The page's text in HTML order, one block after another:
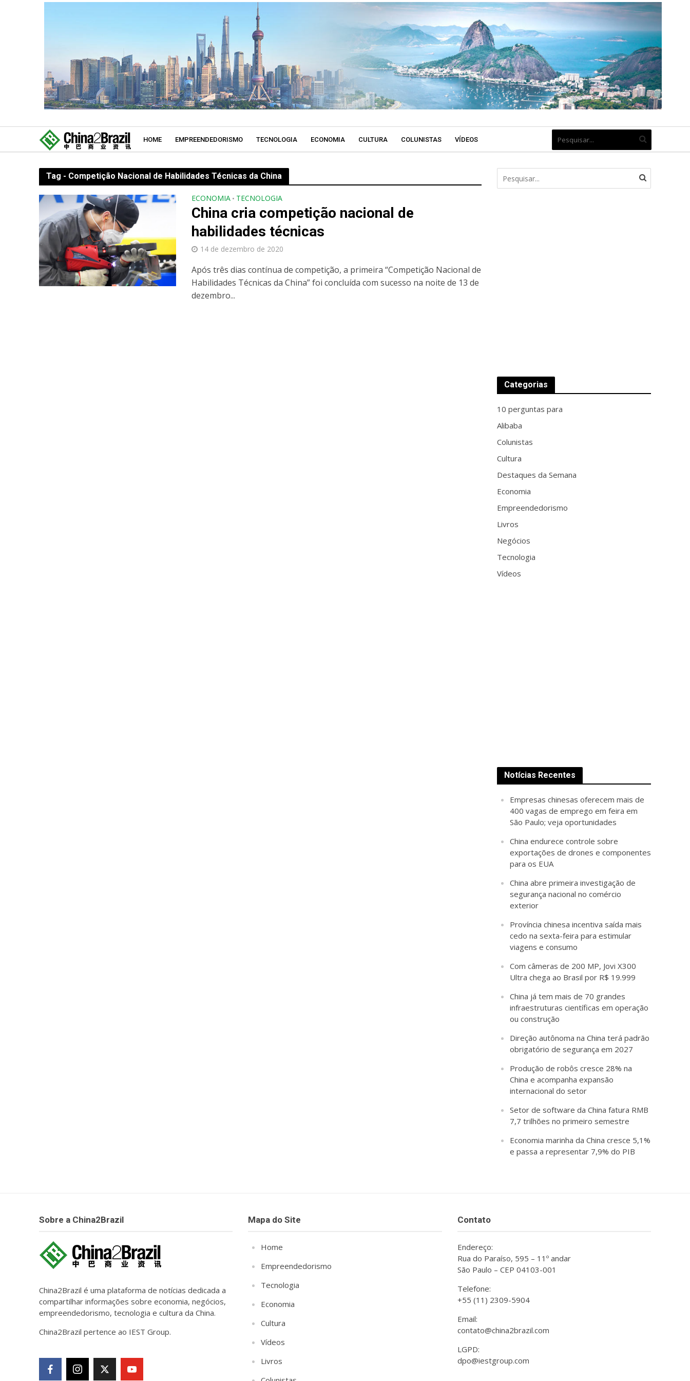
HOME EMPREENDEDORISMO TECNOLOGIA ECONOMIA CULTURA COLUNISTAS VÍDEOS
Tag - Competição Nacional de Habilidades Técnicas da China
ECONOMIA • TECNOLOGIA
China cria competição nacional de
habilidades técnicas
14 de dezembro de 2020
Após três dias contínua de competição, a primeira “Competição Nacional de
Habilidades Técnicas da China” foi concluída com sucesso na noite de 13 de
dezembro...
Categorias
10 perguntas para
Alibaba
Colunistas
Cultura
Destaques da Semana
Economia
Empreendedorismo
Livros
Negócios
Tecnologia
Vídeos
Notícias Recentes
Empresas chinesas oferecem mais de
400 vagas de emprego em feira em
São Paulo; veja oportunidades
China endurece controle sobre
exportações de drones e componentes
para os EUA
China abre primeira investigação de
segurança nacional no comércio
exterior
Província chinesa incentiva saída mais
cedo na sexta-feira para estimular
viagens e consumo
Com câmeras de 200 MP, Jovi X300
Ultra chega ao Brasil por R$ 19.999
China já tem mais de 70 grandes
infraestruturas científicas em operação
ou construção
Direção autônoma na China terá padrão
obrigatório de segurança em 2027
Produção de robôs cresce 28% na
China e acompanha expansão
internacional do setor
Setor de software da China fatura RMB
7,7 trilhões no primeiro semestre
Economia marinha da China cresce 5,1%
e passa a representar 7,9% do PIB
Sobre a China2Brazil
China2Brazil é uma plataforma de notícias dedicada a
compartilhar informações sobre economia, negócios,
empreendedorismo, tecnologia e cultura da China.
China2Brazil pertence ao IEST Group.
Mapa do Site
Home
Empreendedorismo
Tecnologia
Economia
Cultura
Vídeos
Livros
Contato
Endereço:
Rua do Paraíso, 595 – 11º andar
São Paulo – CEP 04103-001
Telefone:
+55 (11) 2309-5904
Email:
contato@china2brazil.com
LGPD:
dpo@iestgroup.com